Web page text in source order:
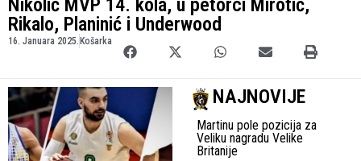
Nikolić MVP 14. kola, u petorci Mirotić,
Rikalo, Planinić i Underwood
16. Januara 2025. Košarka
NAJNOVIJE
Martinu pole pozicija za
Veliku nagradu Velike
Britanije